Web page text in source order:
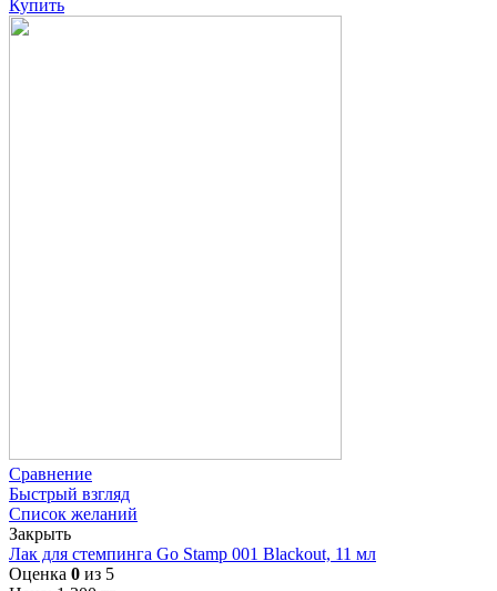
Купить
Сравнение
Быстрый взгляд
Список желаний
Закрыть
Лак для стемпинга Go Stamp 001 Blackout, 11 мл
Оценка 0 из 5